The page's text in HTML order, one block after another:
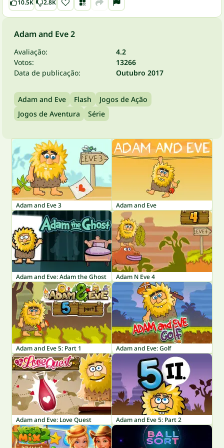
10.5K 2.8K
Adam and Eve 2
Avaliação:
4.2
Votos:
13266
Data de publicação:
Outubro 2017
Adam and Eve Flash
Jogos de Ação
Jogos de Aventura
Série
Adam and Eve 3 Adam and Eve
Adam and Eve: Adam the Ghost Adam N Eve 4
Adam and Eve 5: Part 1 Adam and Eve: Golf
Adam and Eve: Love Quest Adam and Eve 5: Part 2